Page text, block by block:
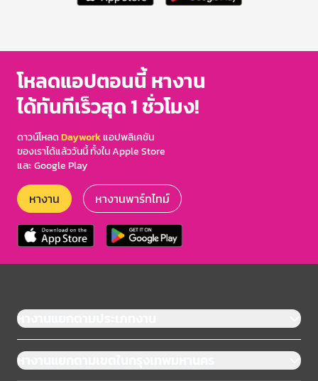
โหลดแอปตอนนี้ หางาน
ได้ทันทีเร็วสุด 1 ชั่วโมง!
ดาวน์โหลดDayworkแอปพลิเคชัน
ของเราได้แล้ววันนี้ ทั้งใน Apple Store
และ Google Play
หางาน หางานพาร์ทไทม์
หางานแยกตามประเภทงาน
หางานแยกตามเขตในกรุงเทพมหานคร